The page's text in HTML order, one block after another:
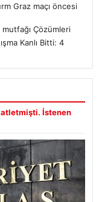
Graz maçı öncesi
Çözümleri
Kanlı Bitti: 4
İstenen